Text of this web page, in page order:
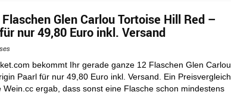
Glen Carlou Tortoise Hill Red –
nur 49,80 Euro inkl. Versand
bekommt Ihr gerade ganze 12 Flaschen Glen Carlou
Paarl für nur 49,80 Euro inkl. Versand. Ein Preisvergleich
ergab, dass sonst eine Flasche schon mindestens